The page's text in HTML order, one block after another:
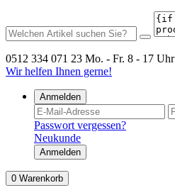
0512 334 071 23 Mo. - Fr. 8 - 17 Uhr
Wir helfen Ihnen gerne!
Anmelden
Passwort vergessen?
Neukunde
Anmelden
0 Warenkorb